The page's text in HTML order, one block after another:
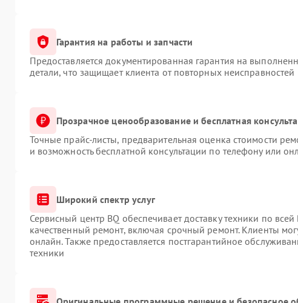
Гарантия на работы и запчасти
Предоставляется документированная гарантия на
детали, что защищает клиента от повторных неисправностей
Прозрачное ценообразование и бесплатная
Точные прайс-листы, предварительная оценка стоимости
и возможность бесплатной консультации по телефону или
Широкий спектр услуг
Сервисный центр BQ обеспечивает доставку техники по
качественный ремонт, включая срочный ремонт. Клиенты
онлайн. Также предоставляется постгарантийное
техники